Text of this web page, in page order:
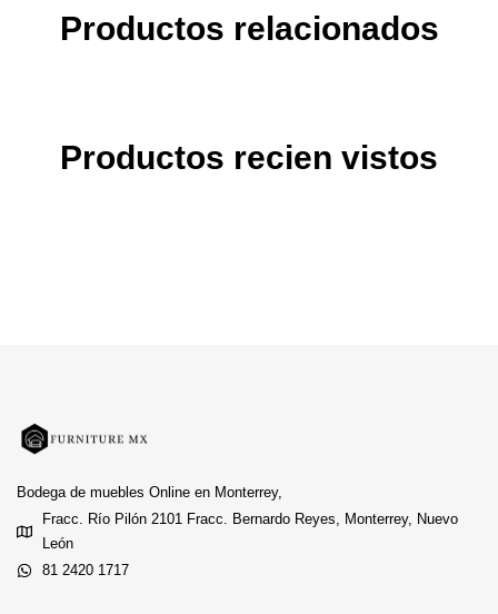
Productos relacionados
Productos recien vistos
Bodega de muebles Online en Monterrey,
Fracc. Río Pilón 2101 Fracc. Bernardo Reyes, Monterrey, Nuevo
León
81 2420 1717